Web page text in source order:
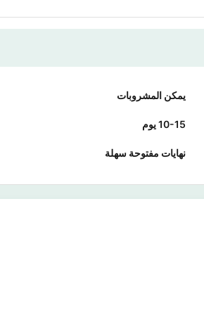
يمكن المشروبات
10-15 يوم
نهايات مفتوحة سهلة